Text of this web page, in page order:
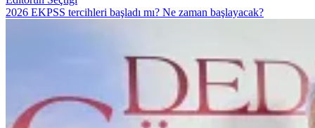
2026 EKPSS tercihleri başladı mı? Ne zaman başlayacak?